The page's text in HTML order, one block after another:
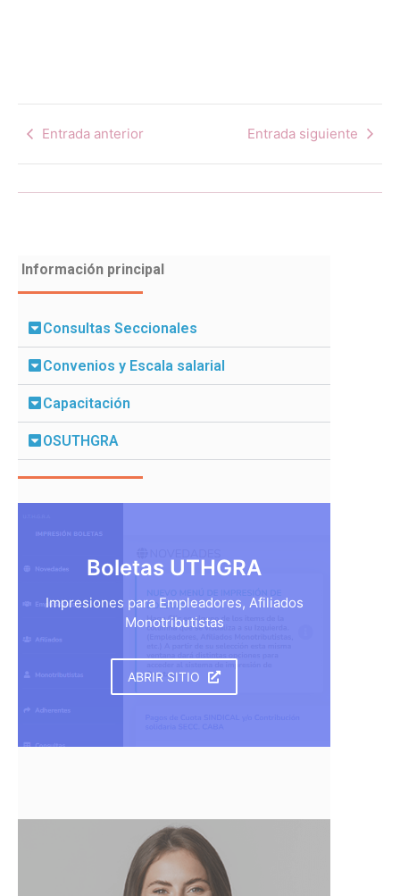
Entrada anterior Entrada siguiente
Información principal
Consultas Seccionales
Convenios y Escala salarial
Capacitación
OSUTHGRA
Boletas UTHGRA
Impresiones para Empleadores, Afiliados
Monotributistas
ABRIR SITIO